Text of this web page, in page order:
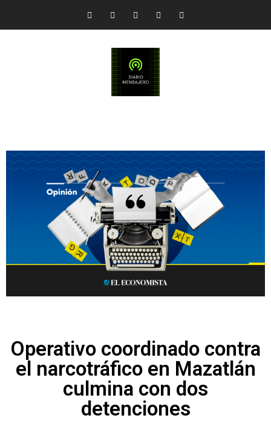
Operativo coordinado contra
el narcotráfico en Mazatlán
culmina con dos
detenciones